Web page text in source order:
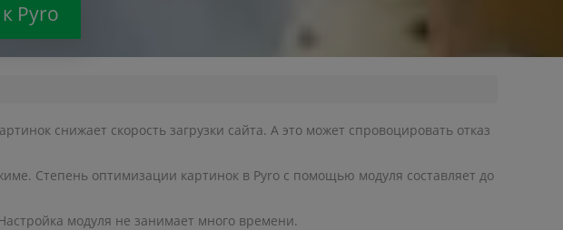
Pyro
снижает скорость загрузки сайта. А это может спровоцировать отказ
Степень оптимизации картинок в Pyro с помощью модуля составляет до
модуля не занимает много времени.